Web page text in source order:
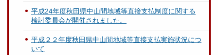
平成24年度秋田県中山間地域等直接支払制度に関する
検討委員会が開催されました。
平成２２年度秋田県中山間地域等直接支払実施状況につ
いて